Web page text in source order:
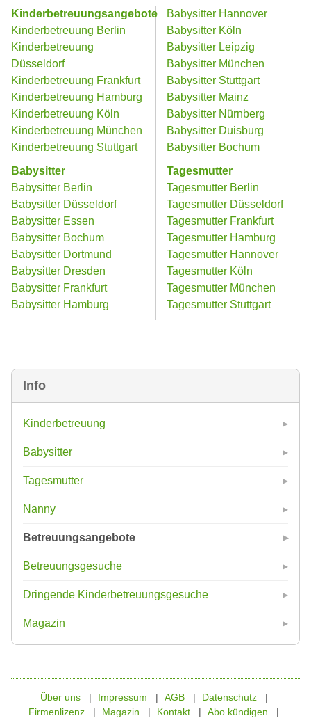
Info
Kinderbetreuung
Babysitter
Tagesmutter
Nanny
Betreuungsangebote
Betreuungsgesuche
Dringende Kinderbetreuungsgesuche
Magazin
Kinderbetreuungsangebote
Kinderbetreuung Berlin
Kinderbetreuung
Düsseldorf
Kinderbetreuung Frankfurt
Kinderbetreuung Hamburg
Kinderbetreuung Köln
Kinderbetreuung München
Kinderbetreuung Stuttgart
Babysitter
Babysitter Berlin
Babysitter Düsseldorf
Babysitter Essen
Babysitter Bochum
Babysitter Dortmund
Babysitter Dresden
Babysitter Frankfurt
Babysitter Hamburg
Babysitter Hannover
Babysitter Köln
Babysitter Leipzig
Babysitter München
Babysitter Stuttgart
Babysitter Mainz
Babysitter Nürnberg
Babysitter Duisburg
Babysitter Bochum
Tagesmutter
Tagesmutter Berlin
Tagesmutter Düsseldorf
Tagesmutter Frankfurt
Tagesmutter Hamburg
Tagesmutter Hannover
Tagesmutter Köln
Tagesmutter München
Tagesmutter Stuttgart
Über uns Impressum AGB
Datenschutz
Firmenlizenz
Magazin Kontakt Abo kündigen